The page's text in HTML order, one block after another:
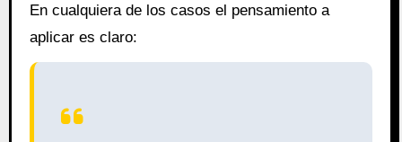
En cualquiera de los casos el pensamiento a
aplicar es claro: